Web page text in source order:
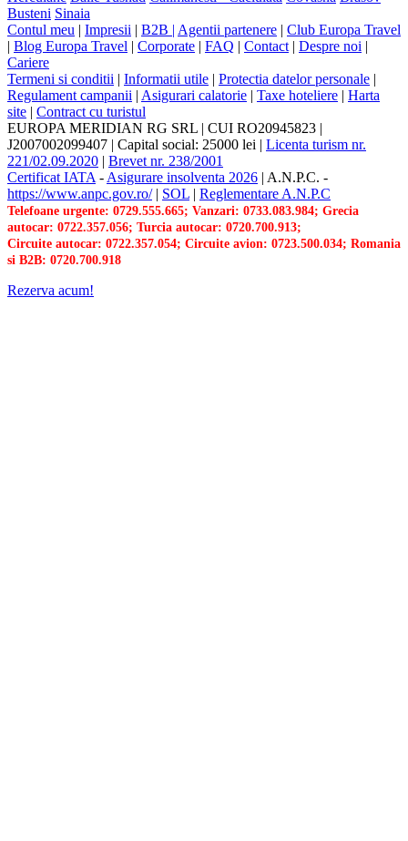
Busteni Sinaia
Contul meu
Impresii B2B | Agentii partenere
Club Europa Travel
Blog Europa Travel Corporate FAQ Contact| Despre noi
Cariere
Termeni si conditii
Informatii utile Protectia datelor personale
Regulament campanii Asigurari calatorie Taxe hoteliere
Harta
site
Contract cu turistul
EUROPA MERIDIAN RG SRL
CUI RO20945823
J2007002099407
Capital social: 25000 lei
Licenta turism nr.
221/02.09.2020
Brevet nr. 238/2001
Certificat IATA-Asigurare insolventa 2026 A.N.P.C. -
https://www.anpc.gov.ro/| SOL Reglementare A.N.P.C
Telefoane urgente: 0729.555.665; Vanzari: 0733.083.984; Grecia
autocar: 0722.357.056; Turcia autocar: 0720.700.913;
Circuite autocar: 0722.357.054; Circuite avion: 0723.500.034; Romania
si B2B: 0720.700.918
Rezerva acum!